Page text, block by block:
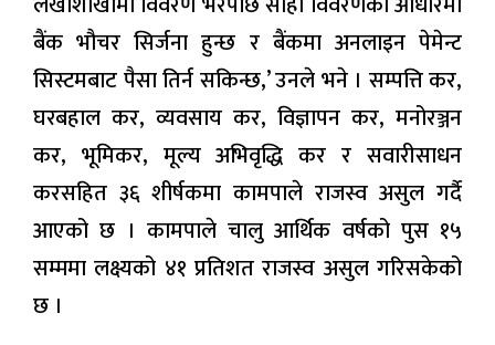
बैंक भौचर सिर्जना हुन्छ र बैंकमा अनलाइन पेमेन्ट
सिस्टमबाट पैसा तिर्न सकिन्छ,’ उनले भने । सम्पत्ति कर,
घरबहाल कर, व्यवसाय कर, विज्ञापन कर, मनोरञ्जन
कर, भूमिकर, मूल्य अभिवृद्धि कर र सवारीसाधन
करसहित ३६ शीर्षकमा कामपाले राजस्व असुल गर्दै
आएको छ । कामपाले चालु आर्थिक वर्षको पुस १५
सम्ममा लक्ष्यको ४१ प्रतिशत राजस्व असुल गरिसकेको
छ ।